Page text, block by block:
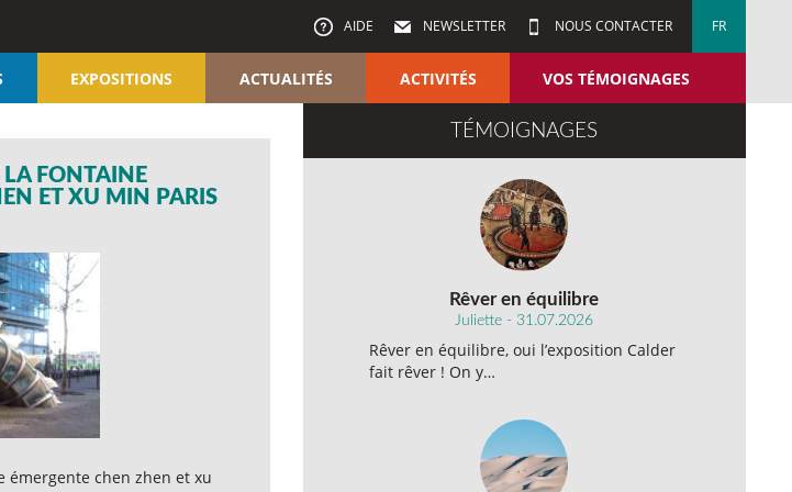
AIDE NEWSLETTER NOUS CONTACTER FR
EXPOSITIONS ACTUALITÉS ACTIVITÉS VOS TÉMOIGNAGES
FONTAINE
ET XU MIN PARIS
émergente chen zhen et xu
TÉMOIGNAGES
Rêver en équilibre
Juliette - 31.07.2026
Rêver en équilibre, oui l’exposition Calder
fait rêver ! On y…